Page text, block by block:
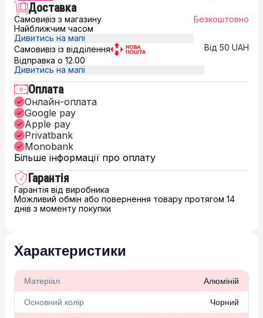
Доставка
Самовивіз з магазину
Найближчим часом
Дивитись на мапі
Безкоштовно
Самовивіз із відділення
Відправка о 12.00
Дивитись на мапі
Від 50 UAH
Оплата
Онлайн-оплата
Google pay
Apple pay
Privatbank
Monobank
Більше інформації про оплату
Гарантія
Гарантія від виробника
Можливий обмін або повернення товару протягом 14
днів з моменту покупки
Характеристики
Матеріал Алюміній
Основний колір Чорний